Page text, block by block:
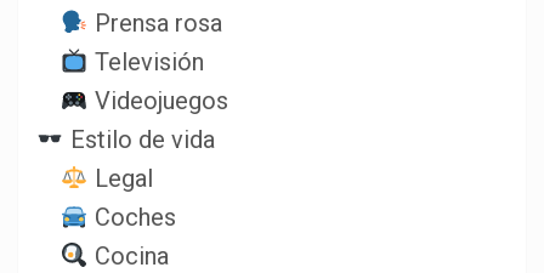
Prensa rosa
Televisión
Videojuegos
Estilo de vida
Legal
Coches
Cocina